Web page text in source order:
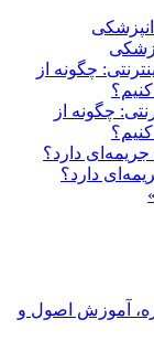
چگونه از
دارد؟
آموزش اصول و